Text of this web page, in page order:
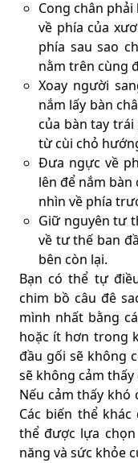
Cong chân
về phía của
phía sau sao
nằm trên cùng
Xoay người
nắm lấy bàn
của bàn tay
từ cùi chỏ
Đưa ngực về
lên để nắm
nhìn về phía
Giữ nguyên tư
về tư thế ban
bên còn lại.
Bạn có thể tự
chim bồ câu đê
mình nhất bằng
hoặc ít hơn trong
đầu gối sẽ không
sẽ không cảm thấy
Nếu cảm thấy khó
Các biến thể
thể được lựa
năng và sức khỏe